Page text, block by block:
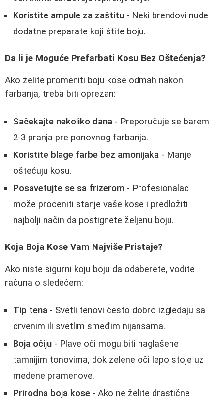
Koristite ampule za zaštitu - Neki brendovi nude
dodatne preparate koji štite boju.
Da li je Moguće Prefarbati Kosu Bez Oštećenja?
Ako želite promeniti boju kose odmah nakon
farbanja, treba biti oprezan:
Sačekajte nekoliko dana - Preporučuje se barem
2-3 pranja pre ponovnog farbanja.
Koristite blage farbe bez amonijaka - Manje
oštećuju kosu.
Posavetujte se sa frizerom - Profesionalac
može proceniti stanje vaše kose i predložiti
najbolji način da postignete željenu boju.
Koja Boja Kose Vam Najviše Pristaje?
Ako niste sigurni koju boju da odaberete, vodite
računa o sledećem:
Tip tena - Svetli tenovi često dobro izgledaju sa
crvenim ili svetlim smeđim nijansama.
Boja očiju - Plave oči mogu biti naglašene
tamnijim tonovima, dok zelene oči lepo stoje uz
medene pramenove.
Prirodna boja kose - Ako ne želite drastične